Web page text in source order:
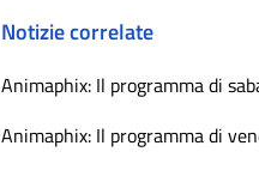
Notizie correlate
Animaphix: Il programma di
Animaphix: Il programma di